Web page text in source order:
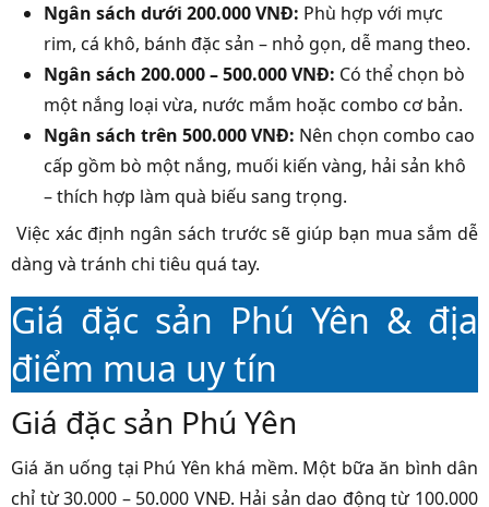
Ngân sách dưới 200.000 VNĐ: Phù hợp với mực
rim, cá khô, bánh đặc sản – nhỏ gọn, dễ mang theo.
Ngân sách 200.000 – 500.000 VNĐ: Có thể chọn bò
một nắng loại vừa, nước mắm hoặc combo cơ bản.
Ngân sách trên 500.000 VNĐ: Nên chọn combo cao
cấp gồm bò một nắng, muối kiến vàng, hải sản khô
– thích hợp làm quà biếu sang trọng.
Việc xác định ngân sách trước sẽ giúp bạn mua sắm dễ
dàng và tránh chi tiêu quá tay.
Giá đặc sản Phú Yên & địa
điểm mua uy tín
Giá đặc sản Phú Yên
Giá ăn uống tại Phú Yên khá mềm. Một bữa ăn bình dân
chỉ từ 30.000 – 50.000 VNĐ. Hải sản dao động từ 100.000